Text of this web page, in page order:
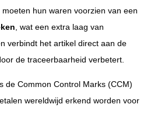
hun waren voorzien van een
, wat een extra laag van
verbindt het artikel direct aan de
de traceerbaarheid verbetert.
de Common Control Marks (CCM)
wereldwijd erkend worden voor